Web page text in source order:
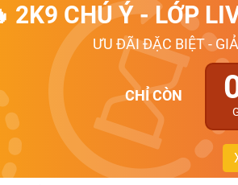
2K9 CHÚ Ý - LỚP
ƯU ĐÃI ĐẶC BIỆT -
CHỈ CÒN
và THCS năm học 2026-2027
giỏi, nổi tiếng
giỏi
nổi tiếng
giỏi
- 2024
giỏi, nổi tiếng